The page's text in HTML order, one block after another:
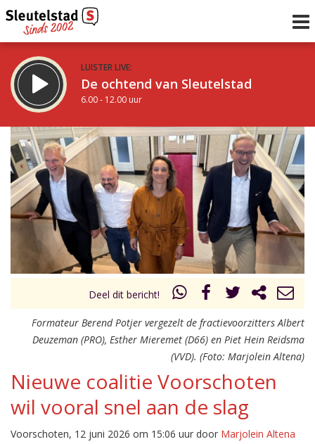
LUISTER LIVE:
De ochtend van Sleutelstad
6.00 - 12.00 uur
STRAKS:
De middag van Sleutelstad
12.00 - 19.00 uur
Vorig uur
uur 1 van 0 Volgend uur
Inklappen
Deel dit bericht!
Formateur Berend Potjer vergezelt de fractievoorzitters Albert
Deuzeman (PRO), Esther Mieremet (D66) en Piet Hein Reidsma
(VVD). (Foto: Marjolein Altena)
Nieuwe coalitie Voorschoten
wil vooral snel aan de slag
Voorschoten, 12 juni 2026 om 15:06 uur door Marjolein Altena